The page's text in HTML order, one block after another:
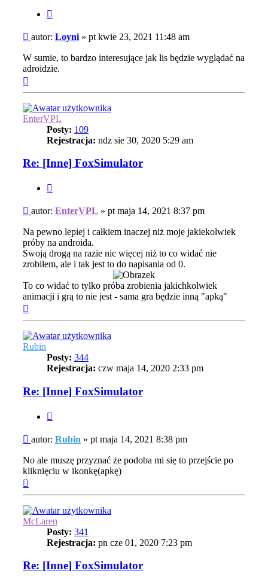
Post
autor: Loyni » pt kwie 23, 2021 11:48 am
W sumie, to bardzo interesujące jak lis będzie wyglądać na
adroidzie.
EnterVPL
Posty: 109
Rejestracja: ndz sie 30, 2020 5:29 am
Re: [Inne] FoxSimulator
Post
autor: EnterVPL » pt maja 14, 2021 8:37 pm
Na pewno lepiej i całkiem inaczej niż moje jakiekolwiek
próby na androida.
Swoją drogą na razie nic więcej niż to co widać nie
zrobiłem, ale i tak jest to do napisania od 0.
To co widać to tylko próba zrobienia jakichkolwiek
animacji i grą to nie jest - sama gra będzie inną "apką"
Rubin
Posty: 344
Rejestracja: czw maja 14, 2020 2:33 pm
Re: [Inne] FoxSimulator
Post
autor: Rubin » pt maja 14, 2021 8:38 pm
No ale muszę przyznać że podoba mi się to przejście po
kliknięciu w ikonkę(apkę)
McLaren
Posty: 341
Rejestracja: pn cze 01, 2020 7:23 pm
Re: [Inne] FoxSimulator